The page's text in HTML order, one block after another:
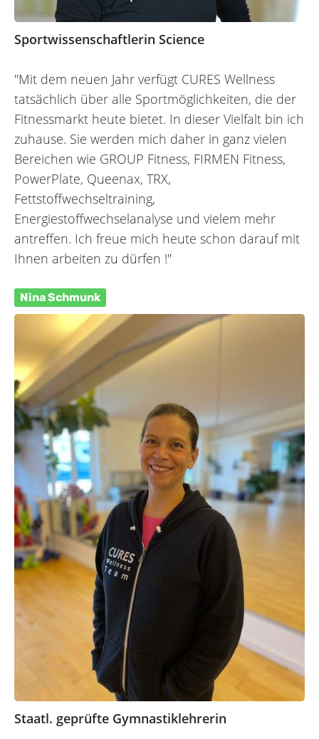
Sportwissenschaftlerin Science
"Mit dem neuen Jahr verfügt CURES Wellness
tatsächlich über alle Sportmöglichkeiten, die der
Fitnessmarkt heute bietet. In dieser Vielfalt bin ich
zuhause. Sie werden mich daher in ganz vielen
Bereichen wie GROUP Fitness, FIRMEN Fitness,
PowerPlate, Queenax, TRX,
Fettstoffwechseltraining,
Energiestoffwechselanalyse und vielem mehr
antreffen. Ich freue mich heute schon darauf mit
Ihnen arbeiten zu dürfen !"
Nina Schmunk
Staatl. geprüfte Gymnastiklehrerin